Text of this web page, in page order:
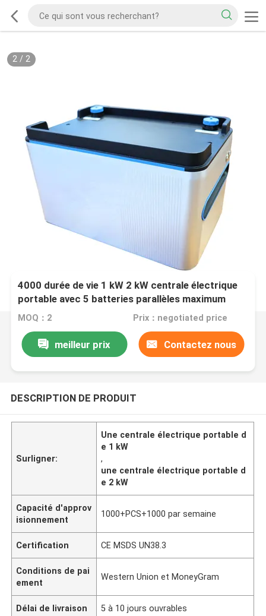
2/ 2
4000 durée de vie 1 kW 2 kW centrale électrique
portable avec 5 batteries parallèles maximum
MOQ：2 Prix：negotiated price
meilleur prix Contactez nous
DESCRIPTION DE PRODUIT
Surligner:
Une centrale électrique portable d
e 1 kW
,
une centrale électrique portable d
e 2 kW
Capacité d'approv
isionnement
1000+PCS+1000 par semaine
Certification CE MSDS UN38.3
Conditions de pai
ement
Western Union et MoneyGram
Délai de livraison 5 à 10 jours ouvrables